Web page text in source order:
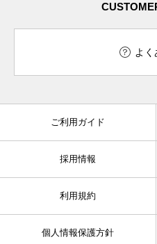
よく
ご利用ガイド
採用情報
利用規約
個人情報保護方針